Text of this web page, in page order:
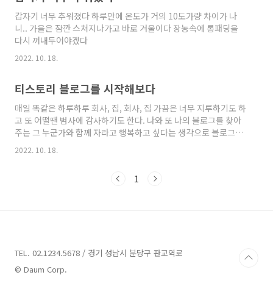
없다는 것입니다. 흡수 타입 모래는 크게 크리스
털 모래, 우드 펠릿이 있습니다. 크리스털 모래의
주원료는 실라카겔로 먼지가 적고 재사용도 가능
하지만 고양이는 싫어하는 경우가 많습니다. 우
드 펠릿의 주원료는 톱밥으로 가루가 날리는 단
점이 있습니다. 2. 응고 타입 응고 타입은 고양이
가 오줌을 싸면 단단하게 굳는 모래입니다. 소변
을 ..
갑자기 너무 추워졌다 하루만에 온도가 거의 10도가량 차이가 나
니.. 가을은 잠깐 스쳐지나가고 바로 겨울이다 장농속에 롱패딩을
다시 꺼내두어야겠다
2022. 10. 18.
티스토리 블로그를 시작해보다
매일 똑같은 하루하루 회사, 집, 회사, 집 가끔은 너무 지루하기도 하
고 또 어떨땐 범사에 감사하기도 한다. 나와 또 나의 블로그를 찾아
주는 그 누군가와 함께 자라고 행복하고 싶다는 생각으로 블로그를
시작해본다. 함께 가요. 행복하게.
2022. 10. 18.
1
TEL. 02.1234.5678 / 경기 성남시 분당구 판교역로
© Daum Corp.